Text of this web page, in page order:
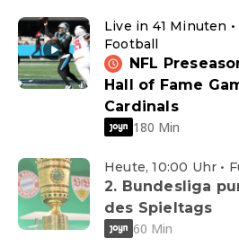
Live in 41 Minuten
Football
NFL
Hall of Fame
Cardinals
180 Min
Heute, 10:00 Uhr •
2. Bundesliga
des Spieltags
60 Min